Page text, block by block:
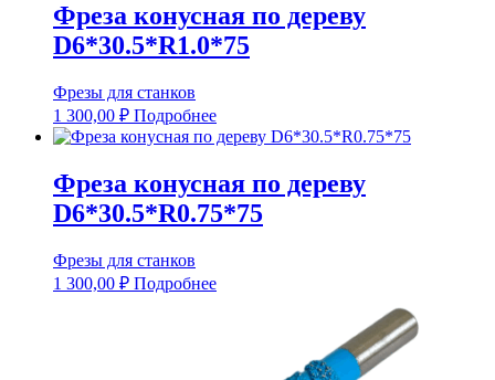
Фреза конусная по дереву
D6*30.5*R1.0*75
Фрезы для станков
1 300,00 ₽ Подробнее
Фреза конусная по дереву
D6*30.5*R0.75*75
Фрезы для станков
1 300,00 ₽ Подробнее